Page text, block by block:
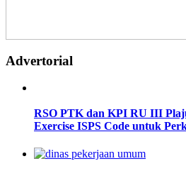
Advertorial
RSO PTK dan KPI RU III
Exercise ISPS Code untuk